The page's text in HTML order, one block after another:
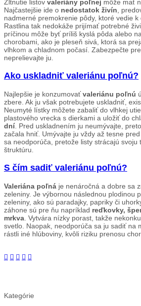
Žltnutie listov valeriány poľnej môže mať
Najčastejšie ide o nedostatok živín,
nadmerné premokrenie pôdy, ktoré vedie
Rastlina tak nedokáže prijímať potrebné
príčinou môže byť príliš kyslá pôda alebo
chorobami, ako je pleseň sivá, ktorá sa
vlhkom a chladnom počasí. Zabezpečte
neprelievajte ju.
Ako uskladniť valeriánu poľnú?
Najlepšie je konzumovaťvaleriánu poľnú
zbere. Ak ju však potrebujete uskladniť,
Neumyté lístky môžete zabaliť do vlhkej
plastového vrecka s dierkami a uložiť do
dní. Pred uskladnením ju neumývajte,
začala hniť. Umývajte ju vždy až tesne
sa neodporúča, pretože listy strácajú svoju
štruktúru.
S čím sadiť valeriánu poľnú?
Valeriána poľná je nenáročná a dobre sa
zeleniny. Je výbornou následnou plodinou
zeleniny, ako sú paradajky, papriky či
záhone sú pre ňu napríklad reďkovky,
mrkva. Vytvára nízky porast, takže
svetlo. Naopak, neodporúča sa ju sadiť na
rástli iné hlúboviny, kvôli riziku prenosu
Kategórie